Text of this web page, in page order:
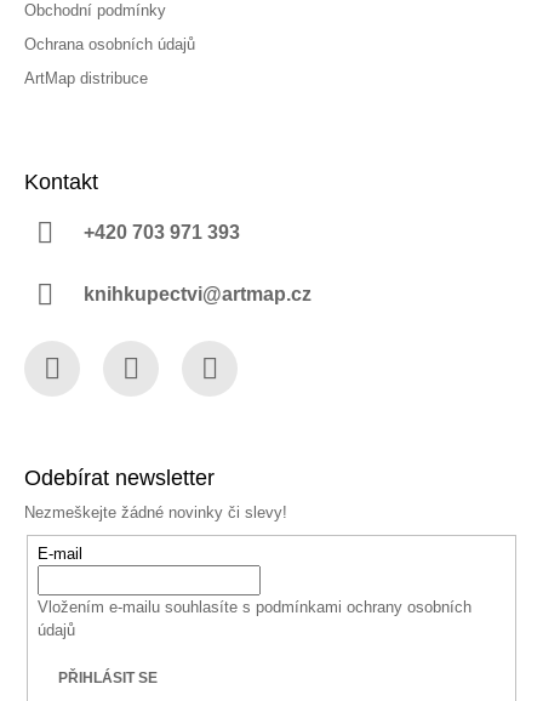
Obchodní podmínky
Ochrana osobních údajů
ArtMap distribuce
Kontakt
+420 703 971 393
knihkupectvi@artmap.cz
Odebírat newsletter
Nezmeškejte žádné novinky či slevy!
E-mail
Vložením e-mailu souhlasíte s podmínkami ochrany osobních
údajů
PŘIHLÁSIT SE